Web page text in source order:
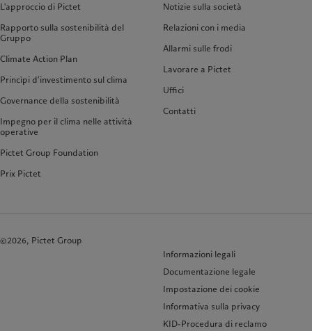
L'approccio di Pictet
Rapporto sulla sostenibilità del
Gruppo
Climate Action Plan
Princìpi d’investimento sul clima
Governance della sostenibilità
Impegno per il clima nelle attività
operative
Pictet Group Foundation
Prix Pictet
Notizie sulla società
Relazioni con i media
Allarmi sulle frodi
Lavorare a Pictet
Uffici
Contatti
©2026, Pictet Group
Informazioni legali
Documentazione legale
Impostazione dei cookie
Informativa sulla privacy
KID-Procedura di reclamo